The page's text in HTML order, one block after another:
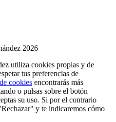
2026
utiliza cookies propias y de
tus preferencias de
cookies encontrarás más
o pulsas sobre el botón
su uso. Si por el contrario
y te indicaremos cómo